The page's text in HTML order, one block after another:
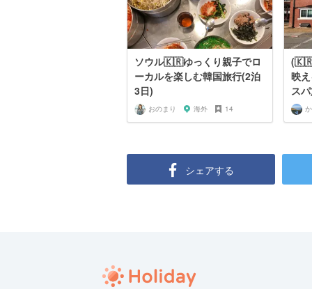
ソウル🇰🇷ゆっくり親子でロ
ーカルを楽しむ韓国旅行(2泊
3日)
おのまり 海外 14
(🇰🇷
映
ス
シェアする